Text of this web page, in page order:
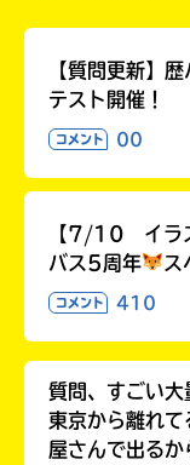
【質問更新】
テスト開催！
コメント 00
【7/10 イラ
バス5周年
ス
コメント 410
質問、すごい大
東京から離れて
屋さんで出る